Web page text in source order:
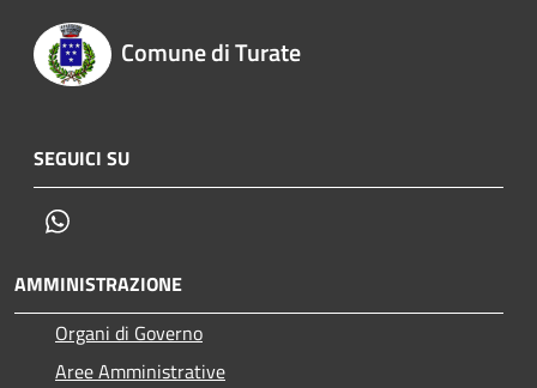
Comune di Turate
SEGUICI SU
AMMINISTRAZIONE
Organi di Governo
Aree Amministrative